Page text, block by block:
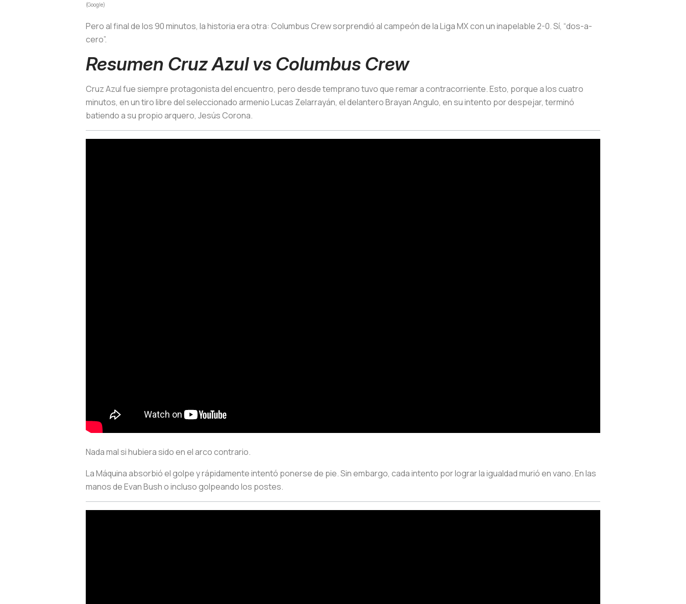
(Google)
Pero al final de los 90 minutos, la historia era otra: Columbus Crew sorprendió al campeón de la Liga MX con un inapelable 2-0. Sí, “dos-a-
cero”.
Resumen Cruz Azul vs Columbus Crew
Cruz Azul fue siempre protagonista del encuentro, pero desde temprano tuvo que remar a contracorriente. Esto, porque a los cuatro
minutos, en un tiro libre del seleccionado armenio Lucas Zelarrayán, el delantero Brayan Angulo, en su intento por despejar, terminó
batiendo a su propio arquero, Jesús Corona.
Nada mal si hubiera sido en el arco contrario.
La Máquina absorbió el golpe y rápidamente intentó ponerse de pie. Sin embargo, cada intento por lograr la igualdad murió en vano. En las
manos de Evan Bush o incluso golpeando los postes.